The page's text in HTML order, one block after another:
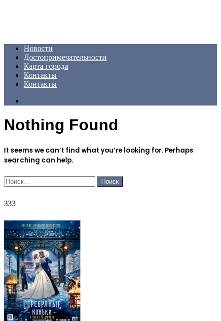
Новости
Достопримечательности
Карта города
Контакты
Контакты
Nothing Found
It seems we can’t find what you’re looking for. Perhaps
searching can help.
Найти:
333